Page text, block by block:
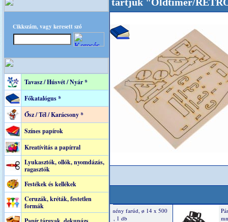
Cikkszám, vagy keresett szó
Tavasz / Húsvét / Nyár *
Főkatalógus *
Ősz / Tél / Karácsony *
Színes papírok
Kreatívitás a papírral
Lyukasztók, ollók, nyomdázás,
ragasztók
Festékek és kellékek
Ceruzák, kréták, festetlen
formák